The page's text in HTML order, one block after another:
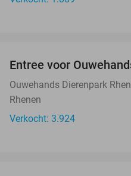
Entree voor
Ouwehands Dierenpark
Rhenen
Verkocht: 3.924